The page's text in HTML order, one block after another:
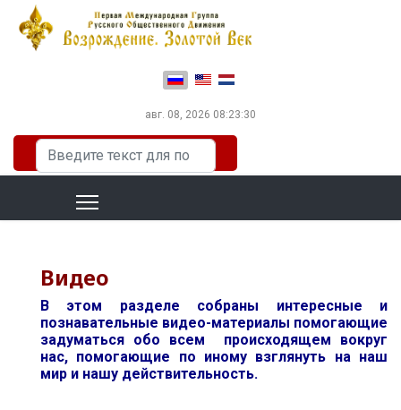
Выберите язык
авг. 08, 2026 08:23:31
Искать...
Видео
В этом разделе собраны интересные и
познавательные видео-материалы помогающие
задуматься обо всем происходящем вокруг
нас, помогающие по иному взглянуть на наш
мир и нашу действительность.